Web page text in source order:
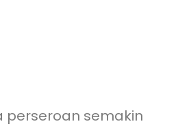
perseroan semakin